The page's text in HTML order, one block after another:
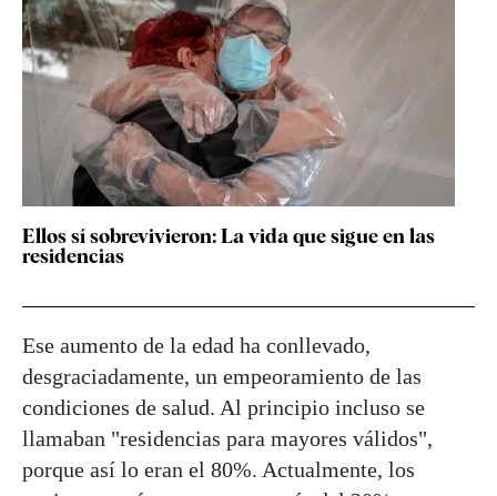
Ellos sí sobrevivieron: La vida que sigue en las
residencias
Ese aumento de la edad ha conllevado,
desgraciadamente, un empeoramiento de las
condiciones de salud. Al principio incluso se
llamaban "residencias para mayores válidos",
porque así lo eran el 80%. Actualmente, los